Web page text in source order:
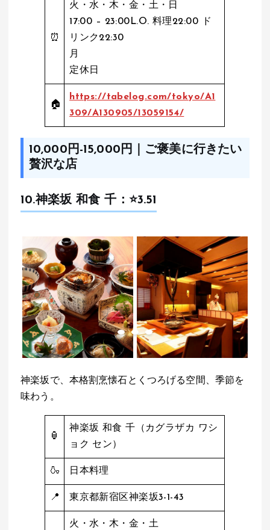
⏰
火・水・木・金・土・日
17:00 – 23:00L.O. 料理22:00 ド
リンク22:30
月
定休日
🏠
https://tabelog.com/tokyo/A1
309/A130905/13059154/
10,000円-15,000円｜ご褒美に行きたい
贅沢な店
10.神楽坂 和食 千：⭐️3.51
神楽坂で、本格割烹懐石とくつろげる空間、季節を
味わう。
🏮
神楽坂 和食 千（カグラザカ ワシ
ョク セン）
🍶 日本料理
📍 東京都新宿区神楽坂3-1-43
火・水・木・金・土